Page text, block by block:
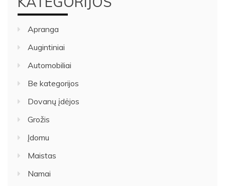
Apranga
Augintiniai
Automobiliai
Be kategorijos
Dovanų įdėjos
Grožis
Įdomu
Maistas
Namai